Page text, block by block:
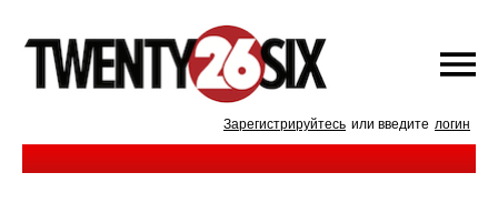
Зарегистрируйтесь или введите логин